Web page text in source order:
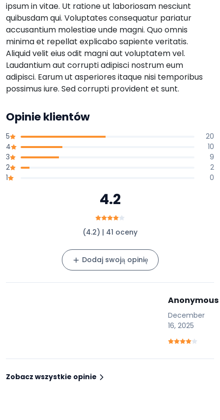
ipsum in vitae. Ut ratione ut laboriosam nesciunt
quibusdam qui. Voluptates consequatur pariatur
accusantium molestiae unde magni. Quo omnis
minima et repellat explicabo sapiente veritatis.
Aliquid velit eius odit magni aut voluptatem vel.
Laudantium aut corrupti adipisci nostrum eum
adipisci. Earum ut asperiores itaque nisi temporibus
possimus iure. Sed corrupti provident et sunt.
Opinie klientów
5
20
4
10
3
9
2
2
1
0
4.2
(4.2) | 41 oceny
Dodaj swoją opinię
Anonymous
December
16, 2025
Zobacz wszystkie opinie